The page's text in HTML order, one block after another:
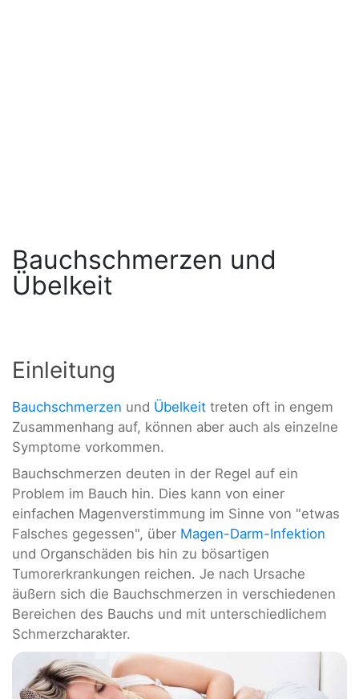
Bauchschmerzen und
Übelkeit
Einleitung
Bauchschmerzen und Übelkeit treten oft in engem
Zusammenhang auf, können aber auch als einzelne
Symptome vorkommen.
Bauchschmerzen deuten in der Regel auf ein
Problem im Bauch hin. Dies kann von einer
einfachen Magenverstimmung im Sinne von "etwas
Falsches gegessen", über Magen-Darm-Infektion
und Organschäden bis hin zu bösartigen
Tumorerkrankungen reichen. Je nach Ursache
äußern sich die Bauchschmerzen in verschiedenen
Bereichen des Bauchs und mit unterschiedlichem
Schmerzcharakter.